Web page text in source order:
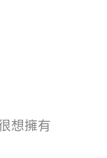
想擁有